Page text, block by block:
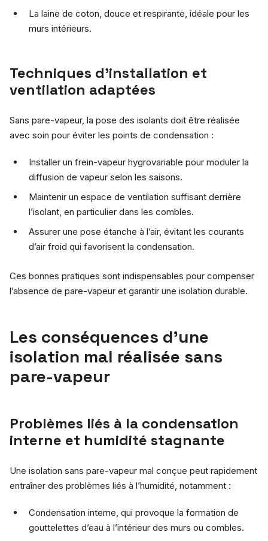
La laine de coton, douce et respirante, idéale pour les
murs intérieurs.
Techniques d’installation et
ventilation adaptées
Sans pare-vapeur, la pose des isolants doit être réalisée
avec soin pour éviter les points de condensation :
Installer un frein-vapeur hygrovariable pour moduler la
diffusion de vapeur selon les saisons.
Maintenir un espace de ventilation suffisant derrière
l’isolant, en particulier dans les combles.
Assurer une pose étanche à l’air, évitant les courants
d’air froid qui favorisent la condensation.
Ces bonnes pratiques sont indispensables pour compenser
l’absence de pare-vapeur et garantir une isolation durable.
Les conséquences d’une
isolation mal réalisée sans
pare-vapeur
Problèmes liés à la condensation
interne et humidité stagnante
Une isolation sans pare-vapeur mal conçue peut rapidement
entraîner des problèmes liés à l’humidité, notamment :
Condensation interne, qui provoque la formation de
gouttelettes d’eau à l’intérieur des murs ou combles.